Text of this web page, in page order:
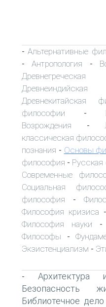
-Альтернативные
-Антропология -
Древнекитайская
философии -
Возрождения -
классическая
познания - Основы
философия -
Современные
Социальная
философия -
Философия кризиса
Философия науки
Философы -
Экзистенциализм -
- Архитектура
Безопасность
Библиотечное дело